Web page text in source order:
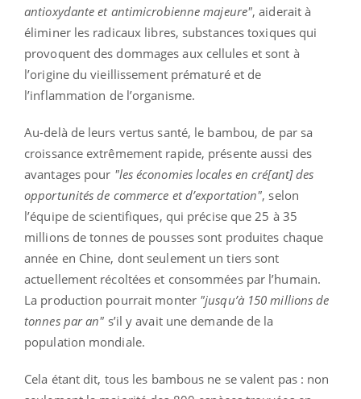
antioxydante et antimicrobienne majeure", aiderait à
éliminer les radicaux libres, substances toxiques qui
provoquent des dommages aux cellules et sont à
l’origine du vieillissement prématuré et de
l’inflammation de l’organisme.
Au-delà de leurs vertus santé, le bambou, de par sa
croissance extrêmement rapide, présente aussi des
avantages pour "les économies locales en cré[ant] des
opportunités de commerce et d’exportation", selon
l’équipe de scientifiques, qui précise que 25 à 35
millions de tonnes de pousses sont produites chaque
année en Chine, dont seulement un tiers sont
actuellement récoltées et consommées par l’humain.
La production pourrait monter "jusqu’à 150 millions de
tonnes par an" s’il y avait une demande de la
population mondiale.
Cela étant dit, tous les bambous ne se valent pas : non